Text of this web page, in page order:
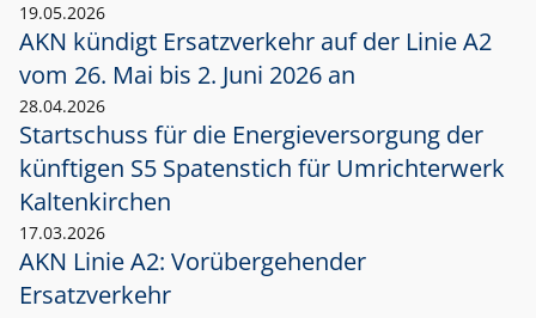
19.05.2026
AKN kündigt Ersatzverkehr auf der Linie A2
vom 26. Mai bis 2. Juni 2026 an
28.04.2026
Startschuss für die Energieversorgung der
künftigen S5 Spatenstich für Umrichterwerk
Kaltenkirchen
17.03.2026
AKN Linie A2: Vorübergehender
Ersatzverkehr